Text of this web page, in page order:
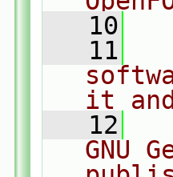
   10
   11
it
   12
GNU